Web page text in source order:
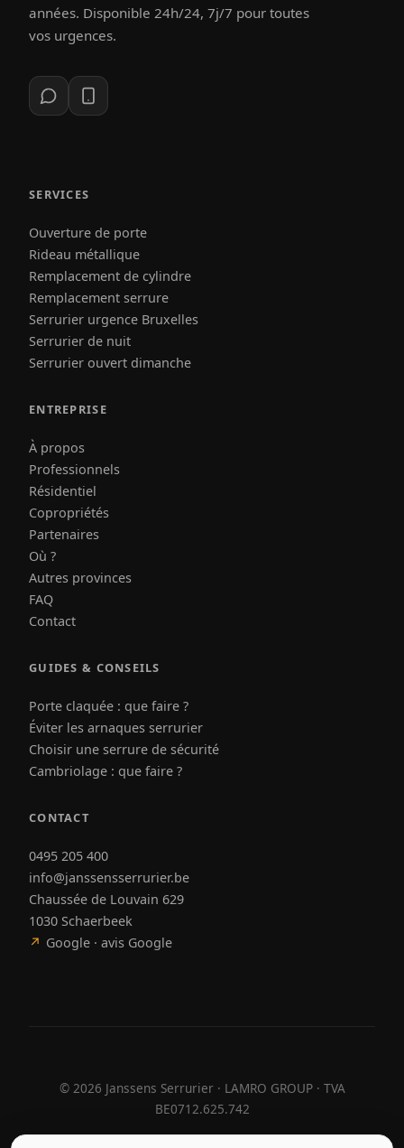
années. Disponible 24h/24, 7j/7 pour toutes
vos urgences.
SERVICES
Ouverture de porte
Rideau métallique
Remplacement de cylindre
Remplacement serrure
Serrurier urgence Bruxelles
Serrurier de nuit
Serrurier ouvert dimanche
ENTREPRISE
À propos
Professionnels
Résidentiel
Copropriétés
Partenaires
Où ?
Autres provinces
FAQ
Contact
GUIDES & CONSEILS
Porte claquée : que faire ?
Éviter les arnaques serrurier
Choisir une serrure de sécurité
Cambriolage : que faire ?
CONTACT
0495 205 400
info@janssensserrurier.be
Chaussée de Louvain 629
1030 Schaerbeek
↗ Google · avis Google
© 2026 Janssens Serrurier · LAMRO GROUP · TVA
BE0712.625.742